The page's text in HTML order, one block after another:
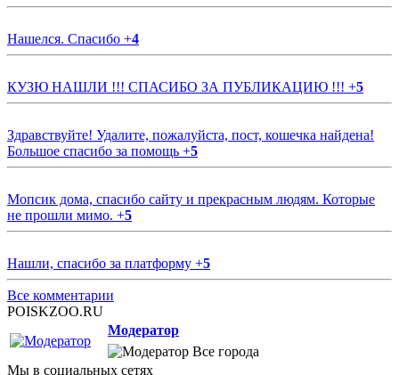
Нашелся. Спасибо +4
КУЗЮ НАШЛИ !!! СПАСИБО ЗА ПУБЛИКАЦИЮ !!! +5
Здравствуйте! Удалите, пожалуйста, пост, кошечка найдена!
Большое спасибо за помощь +5
Мопсик дома, спасибо сайту и прекрасным людям. Которые
не прошли мимо. +5
Нашли, спасибо за платформу +5
Все комментарии
POISKZOO.RU
Модератор
Все города
Мы в социальных сетях